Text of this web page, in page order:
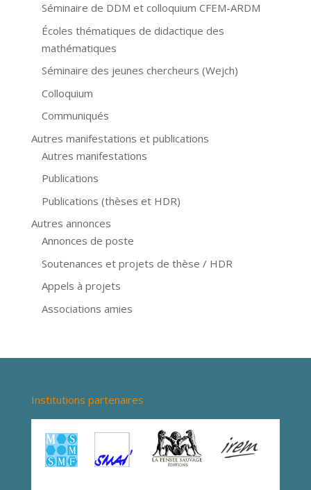
Séminaire de DDM et colloquium CFEM-ARDM
Écoles thématiques de didactique des
mathématiques
Séminaire des jeunes chercheurs (Wejch)
Colloquium
Communiqués
Autres manifestations et publications
Autres manifestations
Publications
Publications (thèses et HDR)
Autres annonces
Annonces de poste
Soutenances et projets de thèse / HDR
Appels à projets
Associations amies
Institutions partenaires